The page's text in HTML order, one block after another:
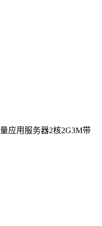
应用服务器2核2G3M带